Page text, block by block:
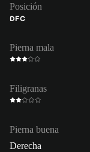
Posición
DFC
Pierna mala
Filigranas
Pierna buena
Derecha